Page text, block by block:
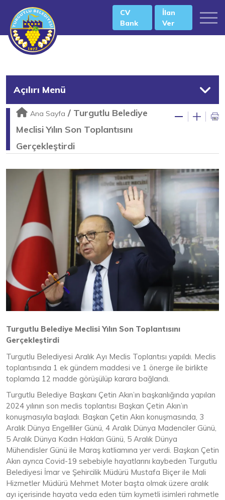
CV
Bank
İlan
Ver
Açılırı Menü
Ana Sayfa / Turgutlu Belediye
Meclisi Yılın Son Toplantısını
Gerçekleştirdi
Turgutlu Belediye Meclisi Yılın Son Toplantısını
Gerçekleştirdi
Turgutlu Belediyesi Aralık Ayı Meclis Toplantısı yapıldı. Meclis
toplantısında 1 ek gündem maddesi ve 1 önerge ile birlikte
toplamda 12 madde görüşülüp karara bağlandı.
Turgutlu Belediye Başkanı Çetin Akın’ın başkanlığında yapılan
2024 yılının son meclis toplantısı Başkan Çetin Akın’ın
konuşmasıyla başladı. Başkan Çetin Akın konuşmasında, 3
Aralık Dünya Engelliler Günü, 4 Aralık Dünya Madenciler Günü,
5 Aralık Dünya Kadın Hakları Günü, 5 Aralık Dünya
Mühendisler Günü ile Maraş katliamına yer verdi. Başkan Çetin
Akın ayrıca Covid-19 sebebiyle hayatlarını kaybeden Turgutlu
Belediyesi İmar ve Şehircilik Müdürü Mustafa Biçer ile Mali
Hizmetler Müdürü Mehmet Moter başta olmak üzere aralık
ayı içerisinde hayata veda eden tüm kıymetli isimleri rahmetle